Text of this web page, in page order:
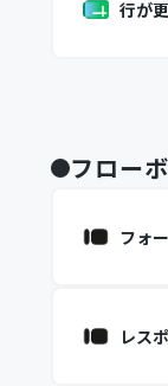
行が
フロー
フォ
レス